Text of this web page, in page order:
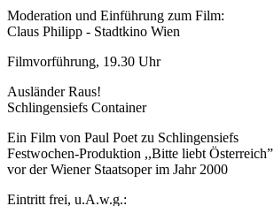
Moderation und Einführung zum Film:
Claus Philipp - Stadtkino Wien
Filmvorführung, 19.30 Uhr
Ausländer Raus!
Schlingensiefs Container
Ein Film von Paul Poet zu Schlingensiefs
Festwochen-Produktion ,,Bitte liebt Österreich”
vor der Wiener Staatsoper im Jahr 2000
Eintritt frei, u.A.w.g.: